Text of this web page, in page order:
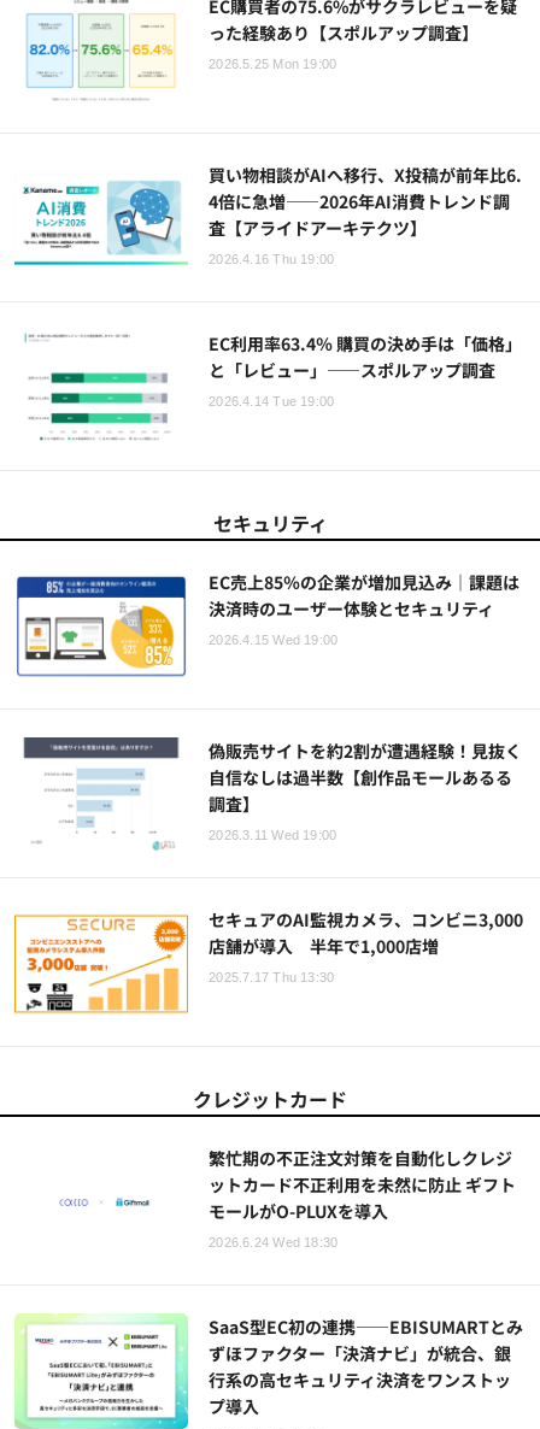
EC購買者の75.6%がサクラレビューを疑
った経験あり【スポルアップ調査】
2026.5.25 Mon 19:00
買い物相談がAIへ移行、X投稿が前年比6.
4倍に急増——2026年AI消費トレンド調
査【アライドアーキテクツ】
2026.4.16 Thu 19:00
EC利用率63.4％ 購買の決め手は「価格」
と「レビュー」――スポルアップ調査
2026.4.14 Tue 19:00
セキュリティ
EC売上85％の企業が増加見込み｜課題は
決済時のユーザー体験とセキュリティ
2026.4.15 Wed 19:00
偽販売サイトを約2割が遭遇経験！見抜く
自信なしは過半数【創作品モールあるる
調査】
2026.3.11 Wed 19:00
セキュアのAI監視カメラ、コンビニ3,000
店舗が導入 半年で1,000店増
2025.7.17 Thu 13:30
クレジットカード
繁忙期の不正注文対策を自動化しクレジ
ットカード不正利用を未然に防止 ギフト
モールがO-PLUXを導入
2026.6.24 Wed 18:30
SaaS型EC初の連携——EBISUMARTとみ
ずほファクター「決済ナビ」が統合、銀
行系の高セキュリティ決済をワンストッ
プ導入